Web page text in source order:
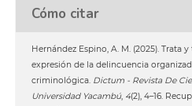
Cómo citar
Hernández Espino, A. M. (2025). Trata
expresión de la delincuencia
criminológica. Dictum - Revista De
Universidad Yacambú, 4(2), 4–16.